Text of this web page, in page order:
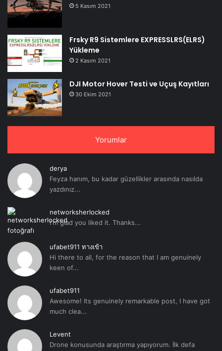
5 Kasım 2021
Frsky R9 Sistemlere EXPRESSLRS(ELRS)
Yükleme
2 Kasım 2021
DJI Motor Hover Testi ve Uçuş Kayıtları
30 Ekim 2021
Yorumlar
derya
Feyza hanım, bu kadar güzellikler arasında nasılda
yazdınız...
networksherlocked
I'm glad you liked it. Thanks...
ufabet911 ทางเข้า
Hi there to all, for the reason that I am genuinely
keen of...
ufabet911
Awesome! Its genuinely remarkable post, I have got
much clea...
Levent
Drone konusunda araştırma yapıyorum. İlk defa